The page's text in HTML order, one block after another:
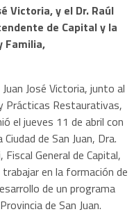
Victoria, y el Dr. Raúl
de Capital y la
Familia,
José Victoria, junto al
Prácticas Restaurativas,
el jueves 11 de abril con
de San Juan, Dra.
Fiscal General de Capital,
en la formación de
de un programa
de San Juan.